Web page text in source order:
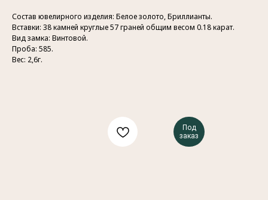
Состав ювелирного изделия: Белое золото, Бриллианты.
Вставки: 38 камней круглые 57 граней общим весом 0.18 карат.
Вид замка: Винтовой.
Проба: 585.
Вес: 2,6г.
Под
заказ
Контакты